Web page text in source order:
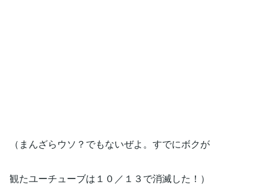
（まんざらウソ？でもないぜよ。すでにボクが
観たユーチューブは１０／１３で消滅した！）